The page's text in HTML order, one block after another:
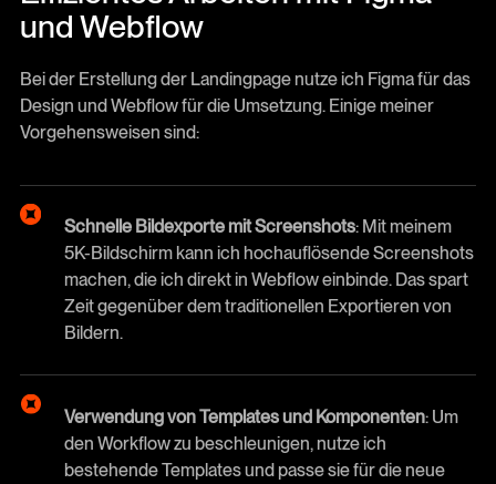
und Webflow
Bei der Erstellung der Landingpage nutze ich Figma für das
Design und Webflow für die Umsetzung. Einige meiner
Vorgehensweisen sind:
Schnelle Bildexporte mit Screenshots: Mit meinem
5K-Bildschirm kann ich hochauflösende Screenshots
machen, die ich direkt in Webflow einbinde. Das spart
Zeit gegenüber dem traditionellen Exportieren von
Bildern.
Verwendung von Templates und Komponenten: Um
den Workflow zu beschleunigen, nutze ich
bestehende Templates und passe sie für die neue